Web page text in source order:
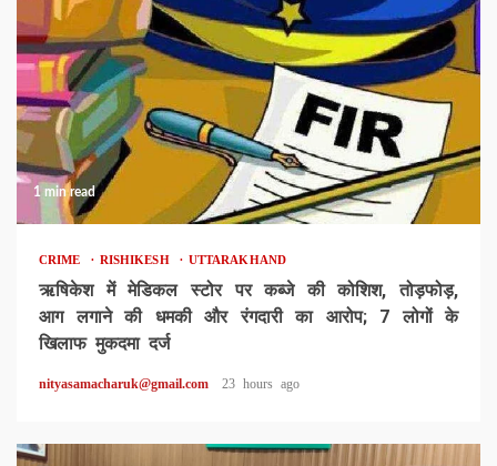
1 min read
CRIME RISHIKESH UTTARAKHAND
ऋषिकेश में मेडिकल स्टोर पर कब्जे की कोशिश, तोड़फोड़,
आग लगाने की धमकी और रंगदारी का आरोप; 7 लोगों के
खिलाफ मुकदमा दर्ज
nityasamacharuk@gmail.com 23 hours ago